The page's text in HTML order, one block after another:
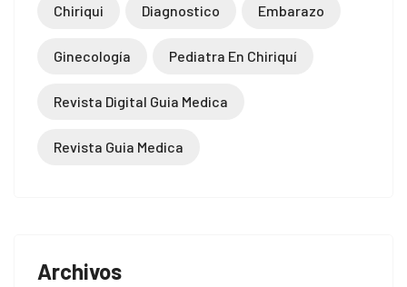
Chiriqui Diagnostico Embarazo
Ginecología Pediatra En Chiriquí
Revista Digital Guia Medica
Revista Guia Medica
Archivos